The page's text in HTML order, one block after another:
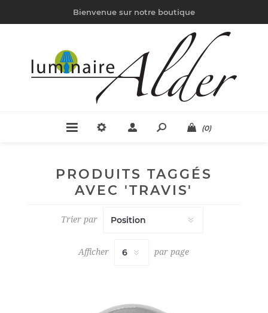
Bienvenue sur notre boutique
(0)
PRODUITS TAGGÉS
AVEC 'TRAVIS'
Trier par
Afficher par page